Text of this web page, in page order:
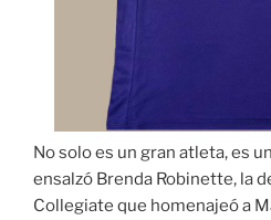
No solo es un gran atleta, es
ensalzó Brenda Robinette, la
Collegiate que homenajeó a